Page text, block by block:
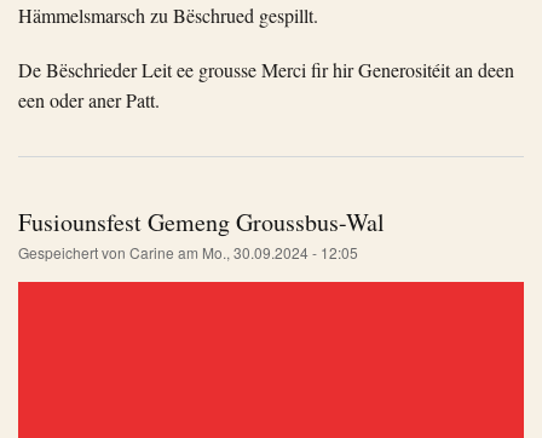
Hämmelsmarsch zu Bëschrued gespillt.
De Bëschrieder Leit ee grousse Merci fir hir Generositéit an deen
een oder aner Patt.
Fusiounsfest Gemeng Groussbus-Wal
Gespeichert von Carine am Mo., 30.09.2024 - 12:05